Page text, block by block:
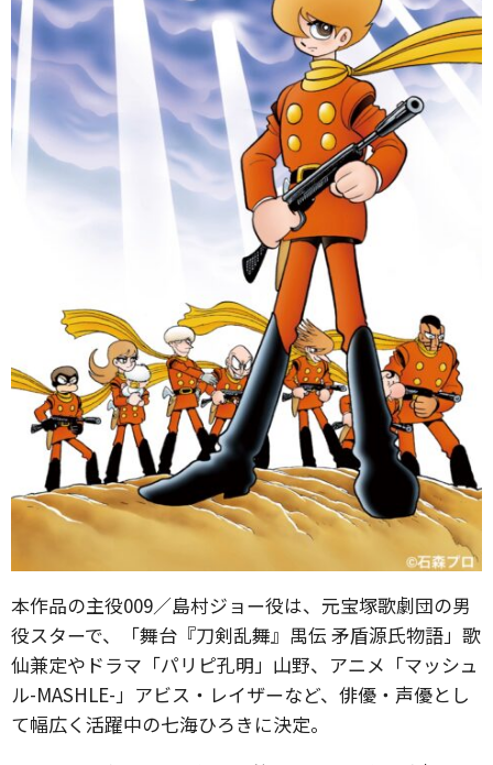
本作品の主役009／島村ジョー役は、元宝塚歌劇団の男
役スターで、「舞台『刀剣乱舞』禺伝 矛盾源氏物語」歌
仙兼定やドラマ「パリピ孔明」山野、アニメ「マッシュ
ル-MASHLE-」アビス・レイザーなど、俳優・声優とし
て幅広く活躍中の七海ひろきに決定。